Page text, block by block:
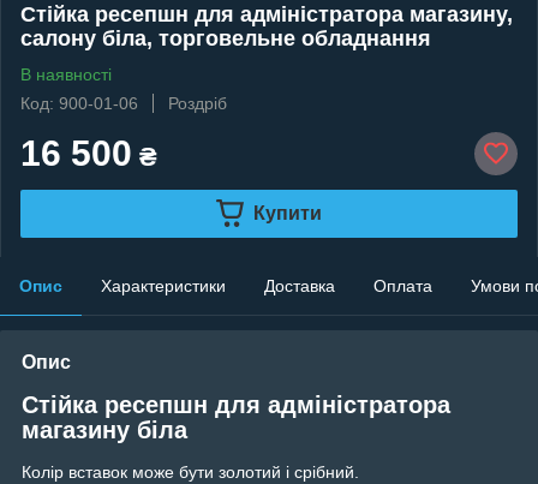
Стійка ресепшн для адміністратора магазину,
салону біла, торговельне обладнання
В наявності
Код: 900-01-06
Роздріб
16 500 ₴
Купити
Опис Характеристики Доставка Оплата Умови
Опис
Стійка ресепшн для адміністратора
магазину біла
Колір вставок може бути золотий і срібний.